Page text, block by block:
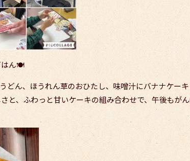
はん🍽
どん、ほうれん草のおひたし、味噌汁にバナナケーキ
と、ふわっと甘いケーキの組み合わせで、午後もが